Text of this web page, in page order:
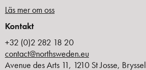
Läs mer om oss
Kontakt
+32 (0)2 282 18 20
contact@northsweden.eu
Avenue des Arts 11, 1210 St Josse, Bryssel